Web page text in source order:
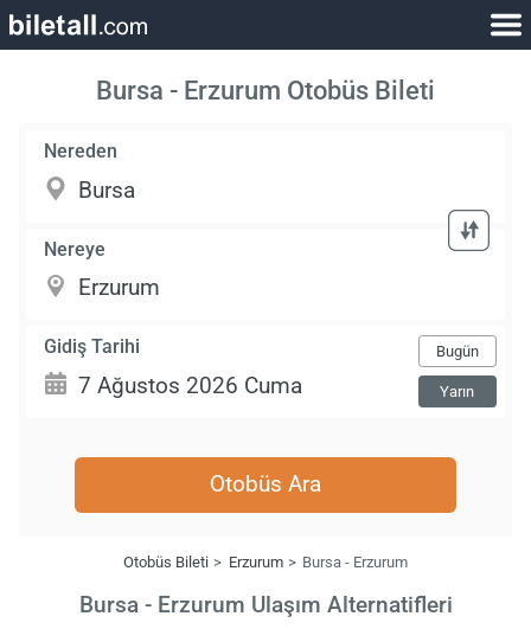
Bursa - Erzurum Otobüs Bileti
Nereden
Nereye
Gidiş Tarihi Bugün
Yarın
Otobüs Ara
Otobüs Bileti Erzurum Bursa - Erzurum
Bursa - Erzurum Ulaşım Alternatifleri